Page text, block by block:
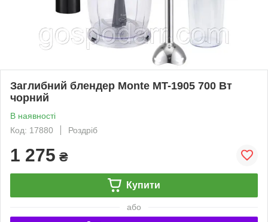
Заглибний блендер Monte MT-1905 700 Вт
чорний
В наявності
Код: 17880
Роздріб
1 275 ₴
Купити
або